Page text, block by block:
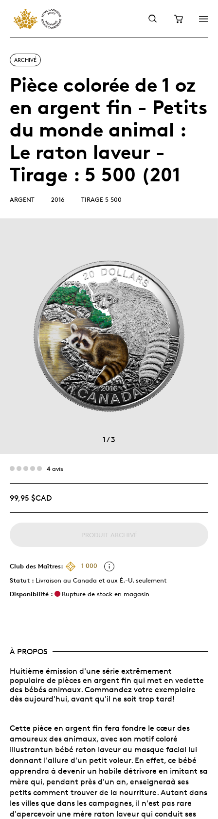
ARCHIVÉ
Pièce colorée de 1 oz
en argent fin - Petits
du monde animal :
Le raton laveur -
Tirage : 5 500 (201
ARGENT 2016 TIRAGE 5 500
1/3
4 avis
99,95 $CAD
PRODUIT ARCHIVÉ
Club des Maîtres:
1 000
Statut : Livraison au Canada et aux É.-U. seulement
Disponibilité :
Rupture de stock en magasin
À PROPOS
Huitième émission d'une série extrêmement
populaire de pièces en argent fin qui met en vedette
des bébés animaux. Commandez votre exemplaire
dès aujourd'hui, avant qu'il ne soit trop tard!
Cette pièce en argent fin fera fondre le cœur des
amoureux des animaux, avec son motif coloré
illustrantun bébé raton laveur au masque facial lui
donnant l'allure d'un petit voleur. En effet, ce bébé
apprendra à devenir un habile détrivore en imitant sa
mère qui, pendant près d'un an, enseigneraà ses
petits comment trouver de la nourriture. Autant dans
les villes que dans les campagnes, il n'est pas rare
d'apercevoir une mère raton laveur qui conduit ses